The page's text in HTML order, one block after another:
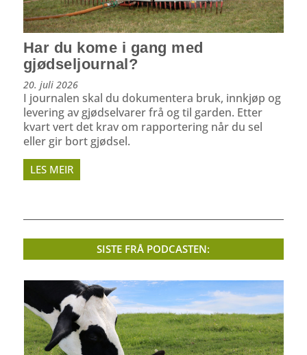
Har du kome i gang med
gjødseljournal?
20. juli 2026
I journalen skal du dokumentera bruk, innkjøp og
levering av gjødselvarer frå og til garden. Etter
kvart vert det krav om rapportering når du sel
eller gir bort gjødsel.
LES MEIR
SISTE FRÅ PODCASTEN: